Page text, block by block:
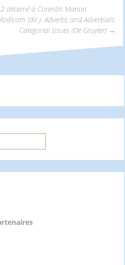
décerné à Corentin Marion
(dir.), Adverbs and Adverbials:
Categorial Issues (De Gruyter) →